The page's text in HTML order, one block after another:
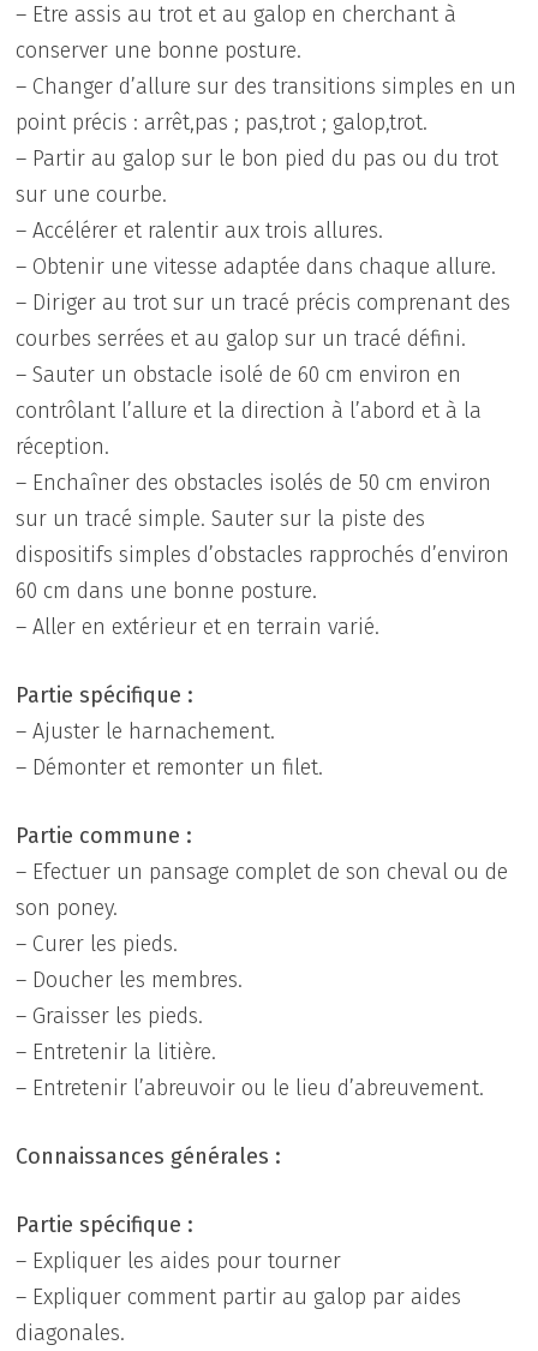
– Etre assis au trot et au galop en cherchant à
conserver une bonne posture.
– Changer d’allure sur des transitions simples en un
point précis : arrêt,pas ; pas,trot ; galop,trot.
– Partir au galop sur le bon pied du pas ou du trot
sur une courbe.
– Accélérer et ralentir aux trois allures.
– Obtenir une vitesse adaptée dans chaque allure.
– Diriger au trot sur un tracé précis comprenant des
courbes serrées et au galop sur un tracé défini.
– Sauter un obstacle isolé de 60 cm environ en
contrôlant l’allure et la direction à l’abord et à la
réception.
– Enchaîner des obstacles isolés de 50 cm environ
sur un tracé simple. Sauter sur la piste des
dispositifs simples d’obstacles rapprochés d’environ
60 cm dans une bonne posture.
– Aller en extérieur et en terrain varié.
Partie spécifique :
– Ajuster le harnachement.
– Démonter et remonter un filet.
Partie commune :
– Efectuer un pansage complet de son cheval ou de
son poney.
– Curer les pieds.
– Doucher les membres.
– Graisser les pieds.
– Entretenir la litière.
– Entretenir l’abreuvoir ou le lieu d’abreuvement.
Connaissances générales :
Partie spécifique :
– Expliquer les aides pour tourner
– Expliquer comment partir au galop par aides
diagonales.